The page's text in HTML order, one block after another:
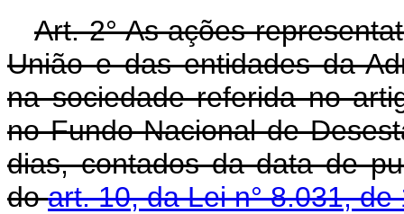
Art. 2° As ações
União e das entidades da
na sociedade referida no
no Fundo Nacional de
dias, contados da data de
doart. 10, da Lei n° 8.031, de